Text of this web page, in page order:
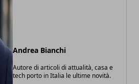
Andrea Bianchi
Autore di articoli di attualità, casa e
tech porto in Italia le ultime novità.